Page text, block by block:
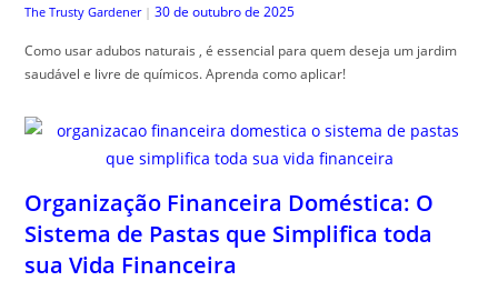
The Trusty Gardener | 30 de outubro de 2025
Como usar adubos naturais , é essencial para quem deseja um jardim
saudável e livre de químicos. Aprenda como aplicar!
Organização Financeira Doméstica: O
Sistema de Pastas que Simplifica toda
sua Vida Financeira